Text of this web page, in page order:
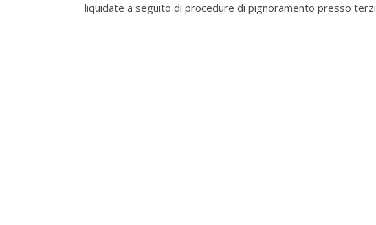
liquidate a seguito di procedure di pignoramento presso terzi